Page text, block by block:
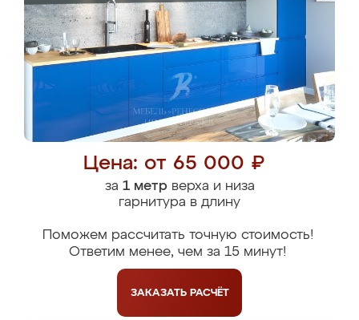
Цена: от 65 000 ₽
за 1 метрверха и низа
гарнитура в длину
Поможем рассчитать точную стоимость!
Ответим менее, чем за 15 минут!
ЗАКАЗАТЬ РАСЧЁТ